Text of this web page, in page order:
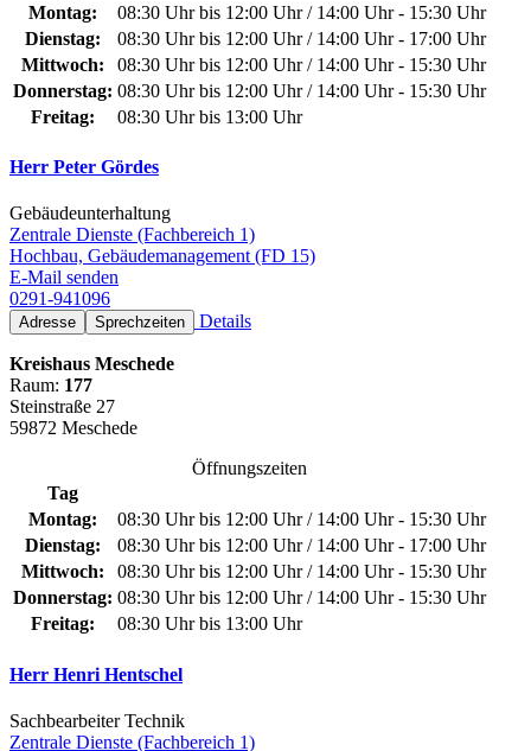
Montag:
08:30 Uhr bis 12:00 Uhr / 14:00 Uhr - 15:30 Uhr
Dienstag:
08:30 Uhr bis 12:00 Uhr / 14:00 Uhr - 17:00 Uhr
Mittwoch:
08:30 Uhr bis 12:00 Uhr / 14:00 Uhr - 15:30 Uhr
Donnerstag: 08:30 Uhr bis 12:00 Uhr / 14:00 Uhr - 15:30 Uhr
Freitag:
08:30 Uhr bis 13:00 Uhr
Herr Peter Gördes
Gebäudeunterhaltung
Zentrale Dienste (Fachbereich 1)
Hochbau, Gebäudemanagement (FD 15)
E-Mail senden
0291-941096
Adresse Sprechzeiten Details
Kreishaus Meschede
Raum: 177
Steinstraße 27
59872 Meschede
Öffnungszeiten
Tag
Montag:
08:30 Uhr bis 12:00 Uhr / 14:00 Uhr - 15:30 Uhr
Dienstag:
08:30 Uhr bis 12:00 Uhr / 14:00 Uhr - 17:00 Uhr
Mittwoch:
08:30 Uhr bis 12:00 Uhr / 14:00 Uhr - 15:30 Uhr
Donnerstag: 08:30 Uhr bis 12:00 Uhr / 14:00 Uhr - 15:30 Uhr
Freitag:
08:30 Uhr bis 13:00 Uhr
Herr Henri Hentschel
Sachbearbeiter Technik
Zentrale Dienste (Fachbereich 1)